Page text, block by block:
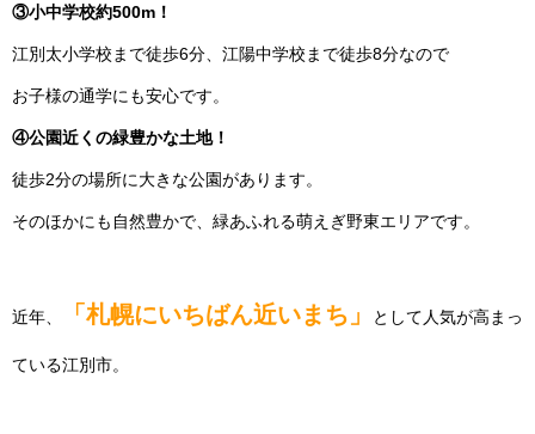
③小中学校約500m！
江別太小学校まで徒歩6分、江陽中学校まで徒歩8分なので
お子様の通学にも安心です。
④公園近くの緑豊かな土地！
徒歩2分の場所に大きな公園があります。
そのほかにも自然豊かで、緑あふれる萌えぎ野東エリアです。
近年、 「札幌にいちばん近いまち」 として人気が高まっ
ている江別市。